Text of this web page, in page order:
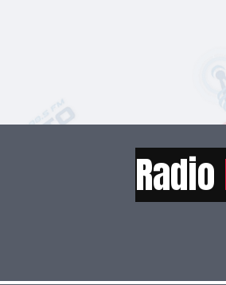
Radio